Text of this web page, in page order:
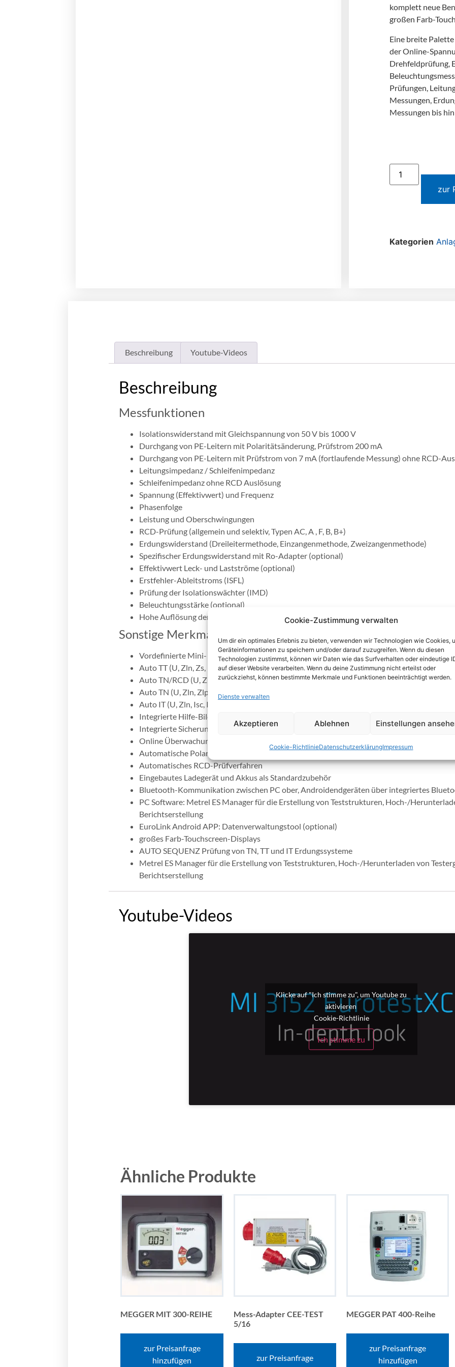
Cookie-Zustimmung verwalten
Um dir ein optimales Erlebnis zu bieten, verwenden wir Technologien wie Cookies,
Geräteinformationen zu speichern und/oder darauf zuzugreifen. Wenn du diesen
Technologien zustimmst, können wir Daten wie das Surfverhalten oder eindeutige
auf dieser Website verarbeiten. Wenn du deine Zustimmung nicht erteilst oder
zurückziehst, können bestimmte Merkmale und Funktionen beeinträchtigt werden.
Dienste verwalten
Akzeptieren Ablehnen Einstellungen
Cookie-RichtlinieDatenschutzerklärungImpressum
komplett neue
großen Farb-
Eine breite
der Online-
Drehfeldprüfung,
Prüfungen,
Messungen,
Messungen bis
zur
Kategorien
Beschreibung Youtube-Videos
Beschreibung
Messfunktionen
Isolationswiderstand mit Gleichspannung von 50 V bis 1000 V
Durchgang von PE-Leitern mit Polaritätsänderung, Prüfstrom 200 mA
Durchgang von PE-Leitern mit Prüfstrom von 7 mA (fortlaufende Messung) ohne RCD-
Leitungsimpedanz / Schleifenimpedanz
Schleifenimpedanz ohne RCD Auslösung
Spannung (Effektivwert) und Frequenz
Phasenfolge
Leistung und Oberschwingungen
RCD-Prüfung (allgemein und selektiv, Typen AC, A , F, B, B+)
Erdungswiderstand (Dreileitermethode, Einzangenmethode, Zweizangenmethode)
Spezifischer Erdungswiderstand mit Ro-Adapter (optional)
Effektivwert Leck- und Lastströme (optional)
Erstfehler-Ableitstroms (ISFL)
Prüfung der Isolationswächter (IMD)
Beleuchtungsstärke (optional)
Hohe Auflösung der Schleifenimpedanz (mΩ)
Sonstige Merkmale
Vordefinierte Mini- AUTO SEQUENCE ® s
Auto TT (U, Zln, Zs, Uc)
Auto TN/RCD (U, Zln, Zs, Rpe)
Auto TN (U, Zln, Zlpe, Rpe)
Auto IT (U, Zln, Isc, Isfl, IMD)
Integrierte Hilfe-Bildschirme: für eine Unterstützung vor Ort
Integrierte Sicherungskennlinien: für eine automatische Bewertung der Leitungs- /
Online Überwachung aller 3 Spannungen: in Echtzeit
Automatische Polaritätsumkehr bei Durchgangsprüfung
Automatisches RCD-Prüfverfahren
Eingebautes Ladegerät und Akkus als Standardzubehör
Bluetooth-Kommunikation zwischen PC ober, Androidendgeräten über integriertes
PC Software: Metrel ES Manager für die Erstellung von Teststrukturen, Hoch-/
Berichtserstellung
EuroLink Android APP: Datenverwaltungstool (optional)
großes Farb-Touchscreen-Displays
AUTO SEQUENZ Prüfung von TN, TT und IT Erdungssysteme
Metrel ES Manager für die Erstellung von Teststrukturen, Hoch-/Herunterladen von
Berichtserstellung
Youtube-Videos
Klicke auf "Ich stimme zu", um Youtube zu
aktivieren
Cookie-Richtlinie
Ich stimme zu
Ähnliche Produkte
MEGGER MIT 300-REIHE
zur Preisanfrage
hinzufügen
Mess-Adapter CEE-TEST
5/16
zur Preisanfrage
MEGGER PAT 400-Reihe
zur Preisanfrage
hinzufügen